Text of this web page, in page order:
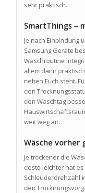
sehr praktisch.
SmartThings –
Je nach Einbindung
Samsung Geräte
Waschroutine
allem dann
neben Euch steht.
den
den Waschtag
weit weg an.
Wäsche vorher
Je trockener die
desto leichter hat
Schleuderdrehzahl
den